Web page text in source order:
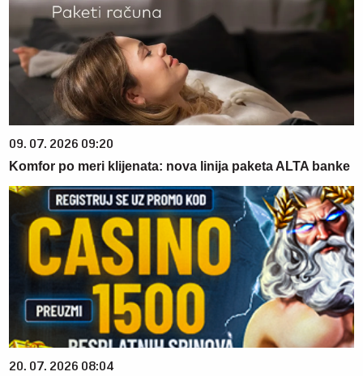
09. 07. 2026 09:20
Komfor po meri klijenata: nova linija paketa ALTA banke
20. 07. 2026 08:04